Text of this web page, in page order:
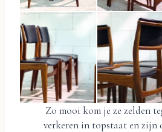
Zo mooi kom je ze zelden
verkeren in topstaat en zijn